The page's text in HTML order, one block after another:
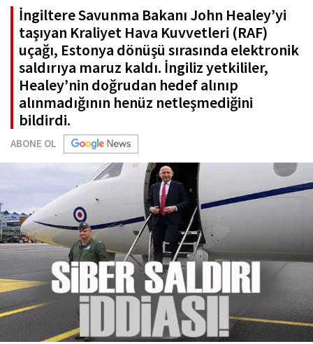
İngiltere Savunma Bakanı John Healey’yi
taşıyan Kraliyet Hava Kuvvetleri (RAF)
uçağı, Estonya dönüşü sırasında elektronik
saldırıya maruz kaldı. İngiliz yetkililer,
Healey’nin doğrudan hedef alınıp
alınmadığının henüz netleşmediğini
bildirdi.
ABONE OL